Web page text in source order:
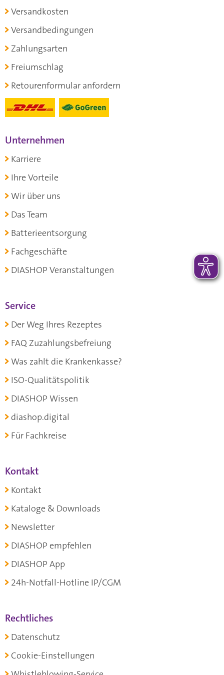
Versandkosten
Versandbedingungen
Zahlungsarten
Freiumschlag
Retourenformular anfordern
Unternehmen
Karriere
Ihre Vorteile
Wir über uns
Das Team
Batterieentsorgung
Fachgeschäfte
DIASHOP Veranstaltungen
Service
Der Weg Ihres Rezeptes
FAQ Zuzahlungsbefreiung
Was zahlt die Krankenkasse?
ISO-Qualitätspolitik
DIASHOP Wissen
diashop.digital
Für Fachkreise
Kontakt
Kontakt
Kataloge & Downloads
Newsletter
DIASHOP empfehlen
DIASHOP App
24h-Notfall-Hotline IP/CGM
Rechtliches
Datenschutz
Cookie-Einstellungen